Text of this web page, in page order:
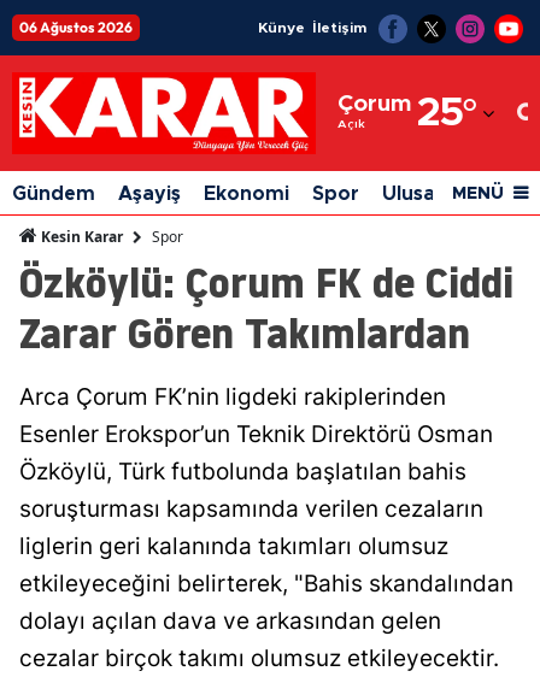
06 Ağustos 2026 Künye İletişim
Çorum
Açık 25°
Adıyaman
Afyonkarahisar
Ağrı
Amasya
Ankara
Aydın
Balıkesir
Bingöl
Bitlis
Gündem Aşayiş Ekonomi Spor Ulusal Siyaset
MENÜ
Kesin Karar Spor
Özköylü: Çorum FK de Ciddi
Zarar Gören Takımlardan
Arca Çorum FK’nin ligdeki rakiplerinden
Esenler Erokspor’un Teknik Direktörü Osman
Özköylü, Türk futbolunda başlatılan bahis
soruşturması kapsamında verilen cezaların
liglerin geri kalanında takımları olumsuz
etkileyeceğini belirterek, "Bahis skandalından
dolayı açılan dava ve arkasından gelen
cezalar birçok takımı olumsuz etkileyecektir.